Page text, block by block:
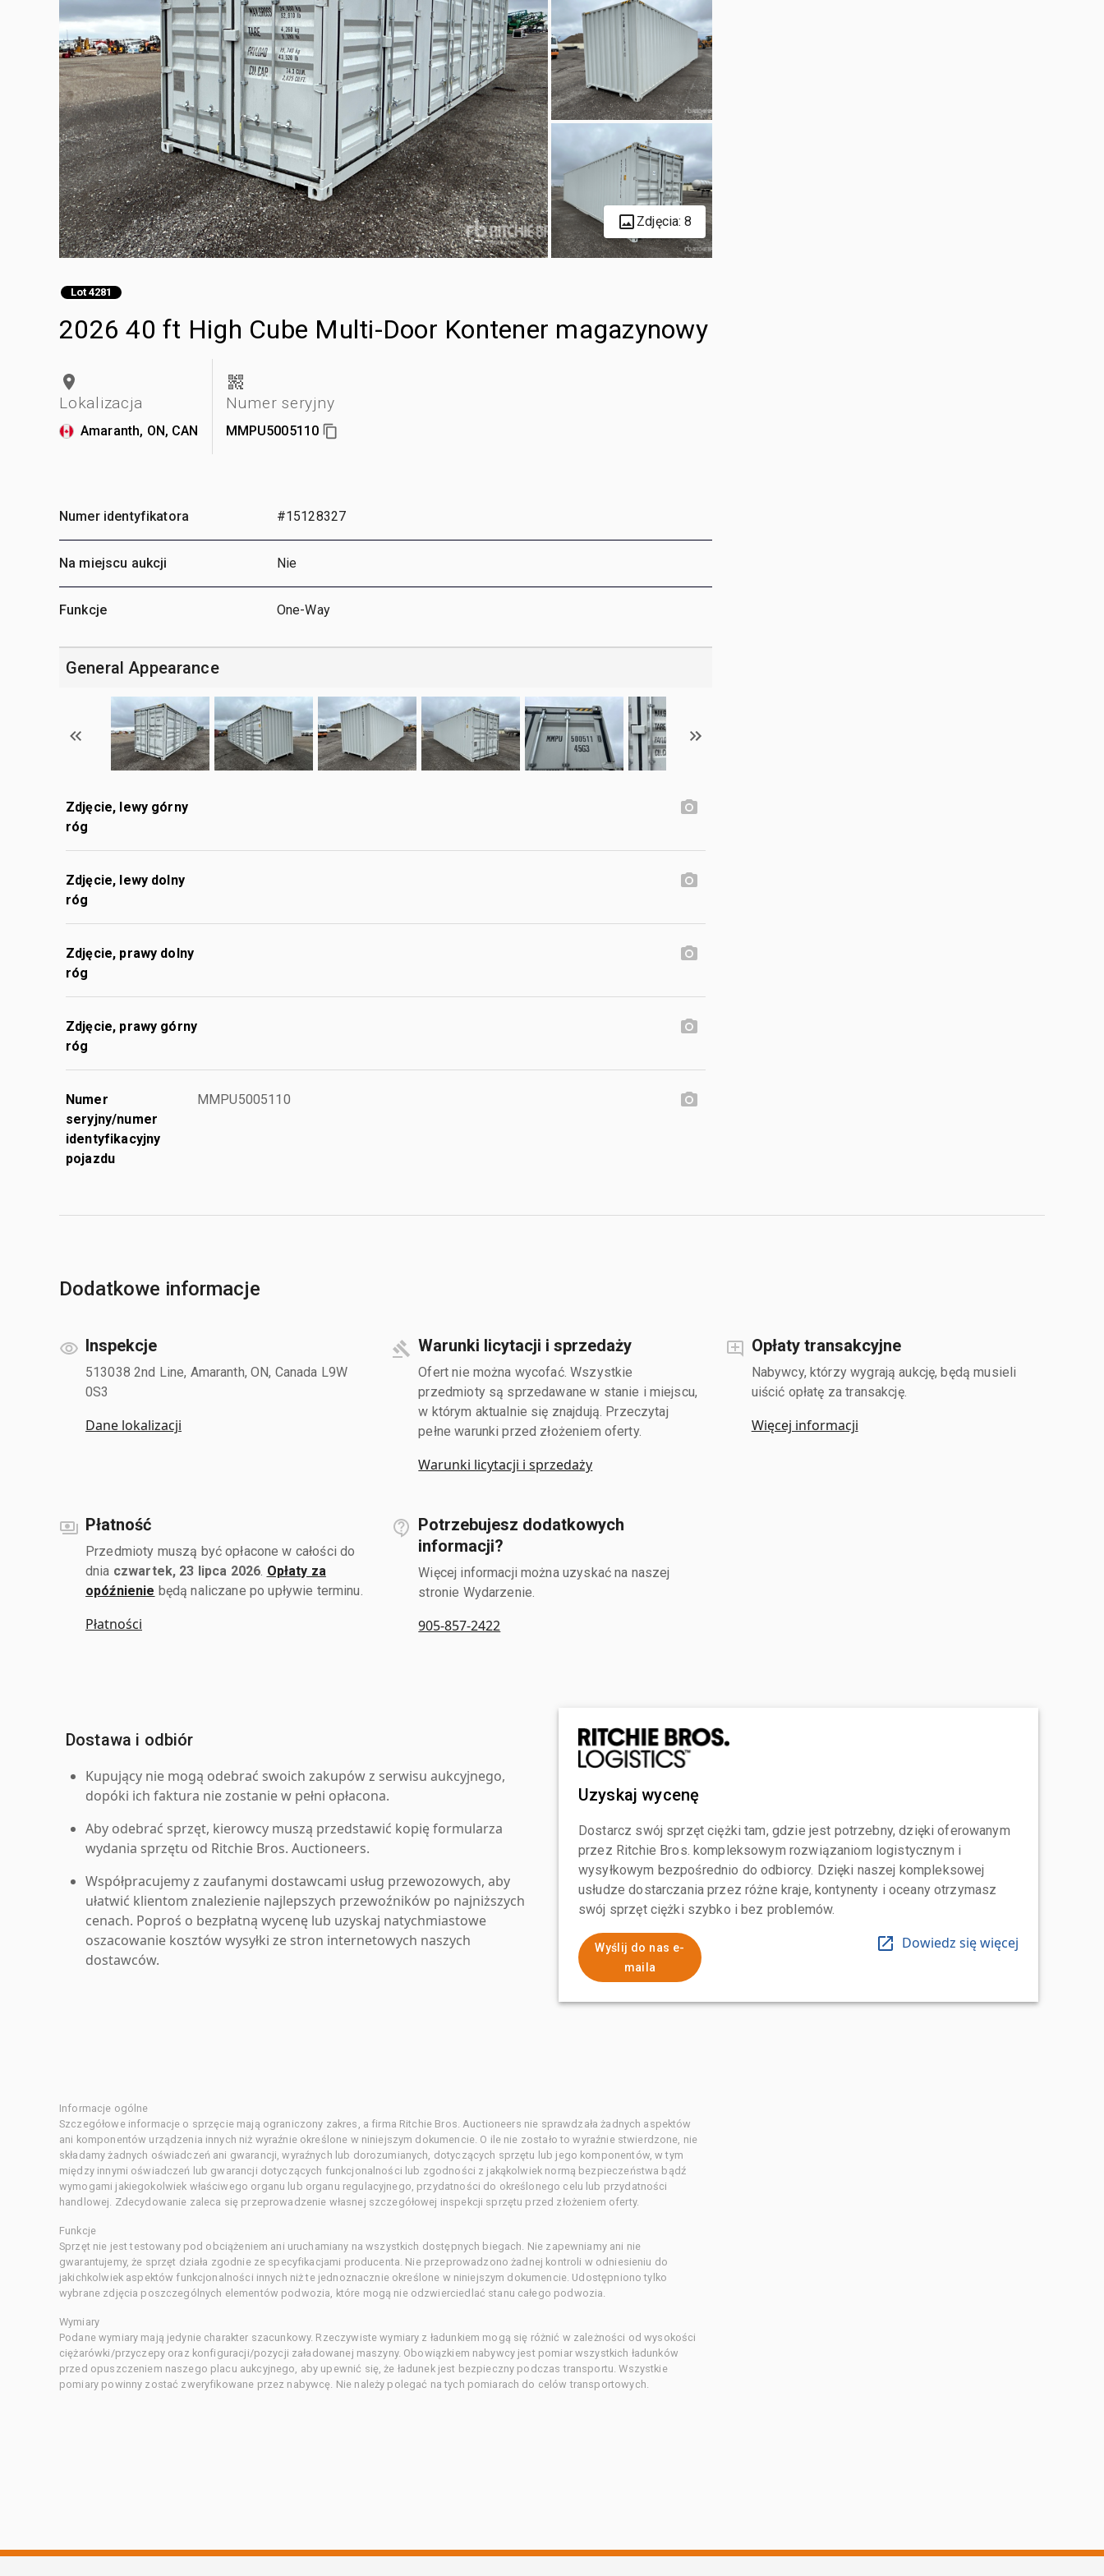
Zdjęcia: 8
Lot 4281
2026 40 ft High Cube Multi-Door Kontener magazynowy
Lokalizacja
Amaranth, ON, CAN
Numer seryjny
MMPU5005110
Numer identyfikatora #15128327
Na miejscu aukcji Nie
Funkcje One-Way
General Appearance
Zdjęcie, lewy górny
róg
Zdjęcie, lewy dolny
róg
Zdjęcie, prawy dolny
róg
Zdjęcie, prawy górny
róg
Numer
seryjny/numer
identyfikacyjny
pojazdu
MMPU5005110
Dodatkowe informacje
Inspekcje
513038 2nd Line, Amaranth, ON, Canada L9W
0S3
Dane lokalizacji
Warunki licytacji i sprzedaży
Ofert nie można wycofać. Wszystkie
przedmioty są sprzedawane w stanie i miejscu,
w którym aktualnie się znajdują. Przeczytaj
pełne warunki przed złożeniem oferty.
Warunki licytacji i sprzedaży
Opłaty transakcyjne
Nabywcy, którzy wygrają aukcję, będą musieli
uiścić opłatę za transakcję.
Więcej informacji
Płatność
Przedmioty muszą być opłacone w całości do
dnia czwartek, 23 lipca 2026 Opłaty za
opóźnienie będą naliczane po upływie terminu.
Płatności
Potrzebujesz dodatkowych
informacji?
Więcej informacji można uzyskać na naszej
stronie Wydarzenie.
905-857-2422
Dostawa i odbiór
Kupujący nie mogą odebrać swoich zakupów z serwisu aukcyjnego,
dopóki ich faktura nie zostanie w pełni opłacona.
Aby odebrać sprzęt, kierowcy muszą przedstawić kopię formularza
wydania sprzętu od Ritchie Bros. Auctioneers.
Współpracujemy z zaufanymi dostawcami usług przewozowych, aby
ułatwić klientom znalezienie najlepszych przewoźników po najniższych
cenach. Poproś o bezpłatną wycenę lub uzyskaj natychmiastowe
oszacowanie kosztów wysyłki ze stron internetowych naszych
dostawców.
Uzyskaj wycenę
Dostarcz swój sprzęt ciężki tam, gdzie jest potrzebny, dzięki oferowanym
przez Ritchie Bros. kompleksowym rozwiązaniom logistycznym i
wysyłkowym bezpośrednio do odbiorcy. Dzięki naszej kompleksowej
usłudze dostarczania przez różne kraje, kontynenty i oceany otrzymasz
swój sprzęt ciężki szybko i bez problemów.
Wyślij do nas e-
maila
Dowiedz się więcej
Informacje ogólne
Szczegółowe informacje o sprzęcie mają ograniczony zakres, a firma Ritchie Bros. Auctioneers nie sprawdzała żadnych aspektów
ani komponentów urządzenia innych niż wyraźnie określone w niniejszym dokumencie. O ile nie zostało to wyraźnie stwierdzone, nie
składamy żadnych oświadczeń ani gwarancji, wyraźnych lub dorozumianych, dotyczących sprzętu lub jego komponentów, w tym
między innymi oświadczeń lub gwarancji dotyczących funkcjonalności lub zgodności z jakąkolwiek normą bezpieczeństwa bądź
wymogami jakiegokolwiek właściwego organu lub organu regulacyjnego, przydatności do określonego celu lub przydatności
handlowej. Zdecydowanie zaleca się przeprowadzenie własnej szczegółowej inspekcji sprzętu przed złożeniem oferty.
Funkcje
Sprzęt nie jest testowany pod obciążeniem ani uruchamiany na wszystkich dostępnych biegach. Nie zapewniamy ani nie
gwarantujemy, że sprzęt działa zgodnie ze specyfikacjami producenta. Nie przeprowadzono żadnej kontroli w odniesieniu do
jakichkolwiek aspektów funkcjonalności innych niż te jednoznacznie określone w niniejszym dokumencie. Udostępniono tylko
wybrane zdjęcia poszczególnych elementów podwozia, które mogą nie odzwierciedlać stanu całego podwozia.
Wymiary
Podane wymiary mają jedynie charakter szacunkowy. Rzeczywiste wymiary z ładunkiem mogą się różnić w zależności od wysokości
ciężarówki/przyczepy oraz konfiguracji/pozycji załadowanej maszyny. Obowiązkiem nabywcy jest pomiar wszystkich ładunków
przed opuszczeniem naszego placu aukcyjnego, aby upewnić się, że ładunek jest bezpieczny podczas transportu. Wszystkie
pomiary powinny zostać zweryfikowane przez nabywcę. Nie należy polegać na tych pomiarach do celów transportowych.